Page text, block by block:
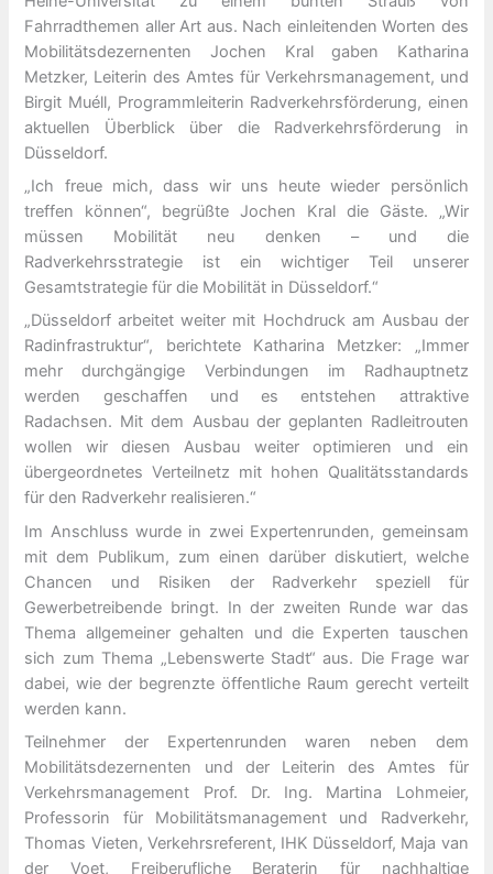
Fahrradthemen aller Art aus. Nach einleitenden Worten des
Mobilitätsdezernenten Jochen Kral gaben Katharina
Metzker, Leiterin des Amtes für Verkehrsmanagement, und
Birgit Muéll, Programmleiterin Radverkehrsförderung, einen
aktuellen Überblick über die Radverkehrsförderung in
Düsseldorf.
„Ich freue mich, dass wir uns heute wieder persönlich
treffen können“, begrüßte Jochen Kral die Gäste. „Wir
müssen Mobilität neu denken – und die
Radverkehrsstrategie ist ein wichtiger Teil unserer
Gesamtstrategie für die Mobilität in Düsseldorf.“
„Düsseldorf arbeitet weiter mit Hochdruck am Ausbau der
Radinfrastruktur“, berichtete Katharina Metzker: „Immer
mehr durchgängige Verbindungen im Radhauptnetz
werden geschaffen und es entstehen attraktive
Radachsen. Mit dem Ausbau der geplanten Radleitrouten
wollen wir diesen Ausbau weiter optimieren und ein
übergeordnetes Verteilnetz mit hohen Qualitätsstandards
für den Radverkehr realisieren.“
Im Anschluss wurde in zwei Expertenrunden, gemeinsam
mit dem Publikum, zum einen darüber diskutiert, welche
Chancen und Risiken der Radverkehr speziell für
Gewerbetreibende bringt. In der zweiten Runde war das
Thema allgemeiner gehalten und die Experten tauschen
sich zum Thema „Lebenswerte Stadt“ aus. Die Frage war
dabei, wie der begrenzte öffentliche Raum gerecht verteilt
werden kann.
Teilnehmer der Expertenrunden waren neben dem
Mobilitätsdezernenten und der Leiterin des Amtes für
Verkehrsmanagement Prof. Dr. Ing. Martina Lohmeier,
Professorin für Mobilitätsmanagement und Radverkehr,
Thomas Vieten, Verkehrsreferent, IHK Düsseldorf, Maja van
der Voet, Freiberufliche Beraterin für nachhaltige